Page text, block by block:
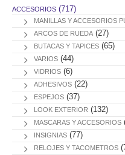
ACCESORIOS (717)
MANILLAS Y ACCESORIOS
ARCOS DE RUEDA (27)
BUTACAS Y TAPICES (65)
VARIOS (44)
VIDRIOS (6)
ADHESIVOS (22)
ESPEJOS (37)
LOOK EXTERIOR (132)
MASCARAS Y ACCESORIOS
INSIGNIAS (77)
RELOJES Y TACOMETROS